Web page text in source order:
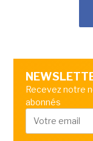
Recevez notre
abonnés